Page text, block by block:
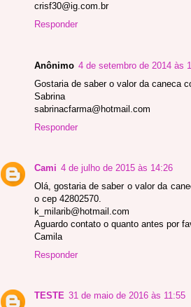
crisf30@ig.com.br
Responder
Anônimo 4 de setembro de 2014 às
Gostaria de saber o valor da caneca
Sabrina
sabrinacfarma@hotmail.com
Responder
Cami 4 de julho de 2015 às 14:26
Olá, gostaria de saber o valor da
o cep 42802570.
k_milarib@hotmail.com
Aguardo contato o quanto antes por
Camila
Responder
TESTE 31 de maio de 2016 às 11:55